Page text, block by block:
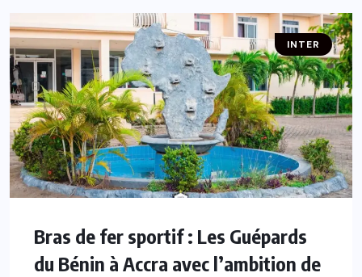
INTER
Bras de fer sportif : Les Guépards
du Bénin à Accra avec l’ambition de